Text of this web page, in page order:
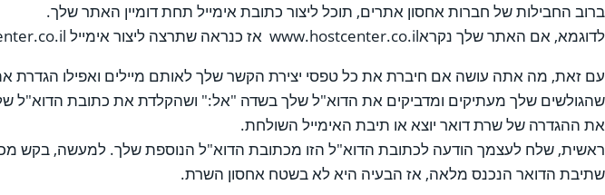
ברוב החבילות של חברות אחסון אתרים, תוכל ליצור כתובת אימייל תחת דומיין האתר שלך.
לדוגמא, אם האתר שלך נקראwww.hostcenter.co.il אז כנראה שתרצה ליצור אימייל sales@hostcenter.co.il.
עם זאת, מה אתה עושה אם חיברת את כל טפסי יצירת הקשר שלך לאותם מיילים ואפילו הגדרת
שהגולשים שלך מעתיקים ומדביקים את הדוא"ל שלך בשדה "אל:" ושהקלדת את כתובת הדוא"ל
את ההגדרה של שרת דואר יוצא או תיבת האימייל השולחת.
ראשית, שלח לעצמך הודעה לכתובת הדוא"ל הזו מכתובת הדוא"ל הנוספת שלך. למעשה, בקש
שתיבת הדואר הנכנס מלאה, אז הבעיה היא לא בשטח אחסון השרת.